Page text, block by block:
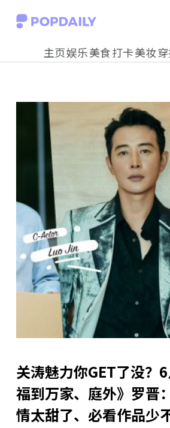
S
主页娱乐美食打卡美妆
关涛魅力你GET了没？
福到万家、庭外》罗晋
情太甜了、必看作品少